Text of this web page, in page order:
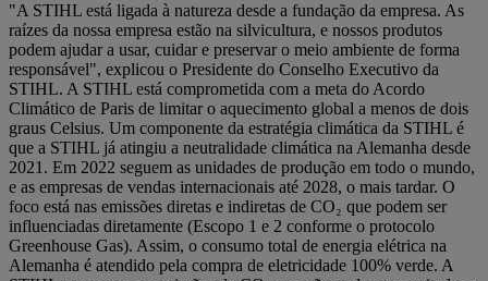
"A STIHL está ligada à natureza desde a fundação da empresa. As
raízes da nossa empresa estão na silvicultura, e nossos produtos
podem ajudar a usar, cuidar e preservar o meio ambiente de forma
responsável", explicou o Presidente do Conselho Executivo da
STIHL. A STIHL está comprometida com a meta do Acordo
Climático de Paris de limitar o aquecimento global a menos de dois
graus Celsius. Um componente da estratégia climática da STIHL é
que a STIHL já atingiu a neutralidade climática na Alemanha desde
2021. Em 2022 seguem as unidades de produção em todo o mundo,
e as empresas de vendas internacionais até 2028, o mais tardar. O
foco está nas emissões diretas e indiretas de CO₂ que podem ser
influenciadas diretamente (Escopo 1 e 2 conforme o protocolo
Greenhouse Gas). Assim, o consumo total de energia elétrica na
Alemanha é atendido pela compra de eletricidade 100% verde. A